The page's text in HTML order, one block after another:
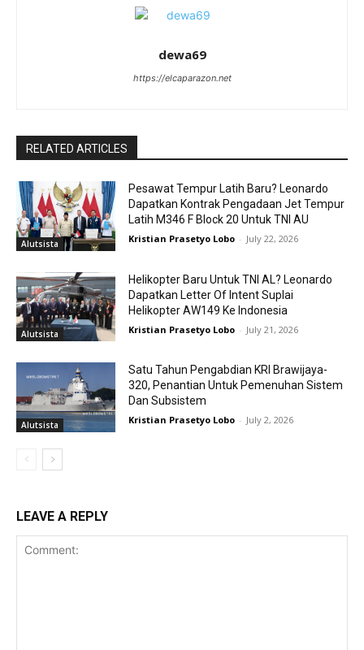
dewa69
https://elcaparazon.net
RELATED ARTICLES
Alutsista
Pesawat Tempur Latih Baru? Leonardo
Dapatkan Kontrak Pengadaan Jet Tempur
Latih M346 F Block 20 Untuk TNI AU
Kristian Prasetyo Lobo - July 22, 2026
Alutsista
Helikopter Baru Untuk TNI AL? Leonardo
Dapatkan Letter Of Intent Suplai
Helikopter AW149 Ke Indonesia
Kristian Prasetyo Lobo - July 21, 2026
Alutsista
Satu Tahun Pengabdian KRI Brawijaya-
320, Penantian Untuk Pemenuhan Sistem
Dan Subsistem
Kristian Prasetyo Lobo - July 2, 2026
LEAVE A REPLY